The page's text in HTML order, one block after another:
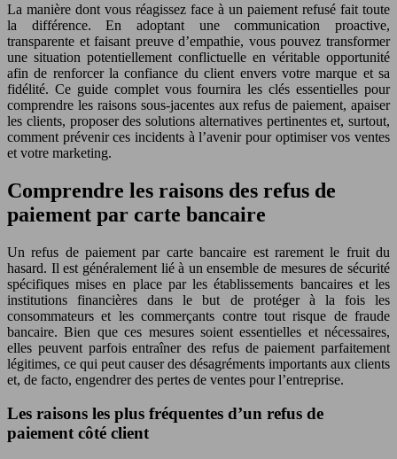
La manière dont vous réagissez face à un paiement refusé fait toute
la différence. En adoptant une communication proactive,
transparente et faisant preuve d’empathie, vous pouvez transformer
une situation potentiellement conflictuelle en véritable opportunité
afin de renforcer la confiance du client envers votre marque et sa
fidélité. Ce guide complet vous fournira les clés essentielles pour
comprendre les raisons sous-jacentes aux refus de paiement, apaiser
les clients, proposer des solutions alternatives pertinentes et, surtout,
comment prévenir ces incidents à l’avenir pour optimiser vos ventes
et votre marketing.
Comprendre les raisons des refus de
paiement par carte bancaire
Un refus de paiement par carte bancaire est rarement le fruit du
hasard. Il est généralement lié à un ensemble de mesures de sécurité
spécifiques mises en place par les établissements bancaires et les
institutions financières dans le but de protéger à la fois les
consommateurs et les commerçants contre tout risque de fraude
bancaire. Bien que ces mesures soient essentielles et nécessaires,
elles peuvent parfois entraîner des refus de paiement parfaitement
légitimes, ce qui peut causer des désagréments importants aux clients
et, de facto, engendrer des pertes de ventes pour l’entreprise.
Les raisons les plus fréquentes d’un refus de
paiement côté client